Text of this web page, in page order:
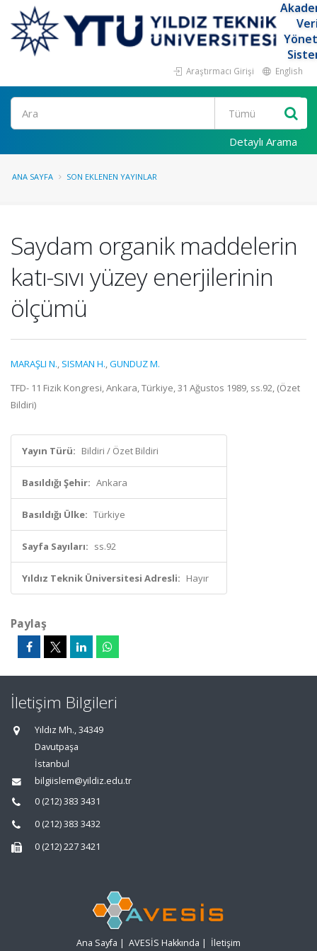
Araştırmacı Girişi English
Ara
Detaylı Arama
ANA SAYFA SON EKLENEN YAYINLAR
Saydam organik maddelerin
katı-sıvı yüzey enerjilerinin
ölçümü
MARAŞLI N., SISMAN H.,GUNDUZ M.
TFD- 11 Fizik Kongresi, Ankara, Türkiye, 31 Ağustos 1989, ss.92, (Özet
Bildiri)
Yayın Türü: Bildiri / Özet Bildiri
Basıldığı Şehir: Ankara
Basıldığı Ülke: Türkiye
Sayfa Sayıları: ss.92
Yıldız Teknik Üniversitesi Adresli: Hayır
Paylaş
İletişim Bilgileri
Yıldız Mh., 34349
Davutpaşa
İstanbul
bilgiislem@yildiz.edu.tr
0 (212) 383 3431
0 (212) 383 3432
0 (212) 227 3421
Ana Sayfa | AVESİS Hakkında | İletişim